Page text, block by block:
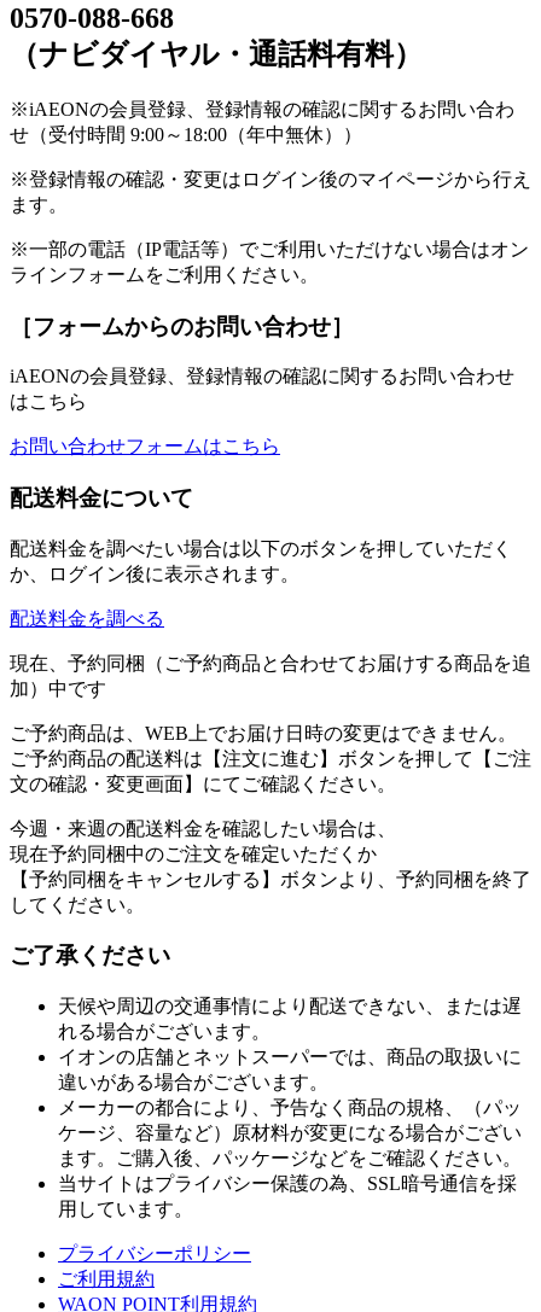
0570-088-668
（ナビダイヤル・通話料有料）
※iAEONの会員登録、登録情報の確認に関するお問い合わ
せ（受付時間 9:00～18:00（年中無休））
※登録情報の確認・変更はログイン後のマイページから行え
ます。
※一部の電話（IP電話等）でご利用いただけない場合はオン
ラインフォームをご利用ください。
［フォームからのお問い合わせ］
iAEONの会員登録、登録情報の確認に関するお問い合わせ
はこちら
お問い合わせフォームはこちら
配送料金について
配送料金を調べたい場合は以下のボタンを押していただく
か、ログイン後に表示されます。
配送料金を調べる
現在、予約同梱（ご予約商品と合わせてお届けする商品を追
加）中です
ご予約商品は、WEB上でお届け日時の変更はできません。
ご予約商品の配送料は【注文に進む】ボタンを押して【ご注
文の確認・変更画面】にてご確認ください。
今週・来週の配送料金を確認したい場合は、
現在予約同梱中のご注文を確定いただくか
【予約同梱をキャンセルする】ボタンより、予約同梱を終了
してください。
ご了承ください
天候や周辺の交通事情により配送できない、または遅
れる場合がございます。
イオンの店舗とネットスーパーでは、商品の取扱いに
違いがある場合がございます。
メーカーの都合により、予告なく商品の規格、（パッ
ケージ、容量など）原材料が変更になる場合がござい
ます。ご購入後、パッケージなどをご確認ください。
当サイトはプライバシー保護の為、SSL暗号通信を採
用しています。
プライバシーポリシー
ご利用規約
WAON POINT利用規約